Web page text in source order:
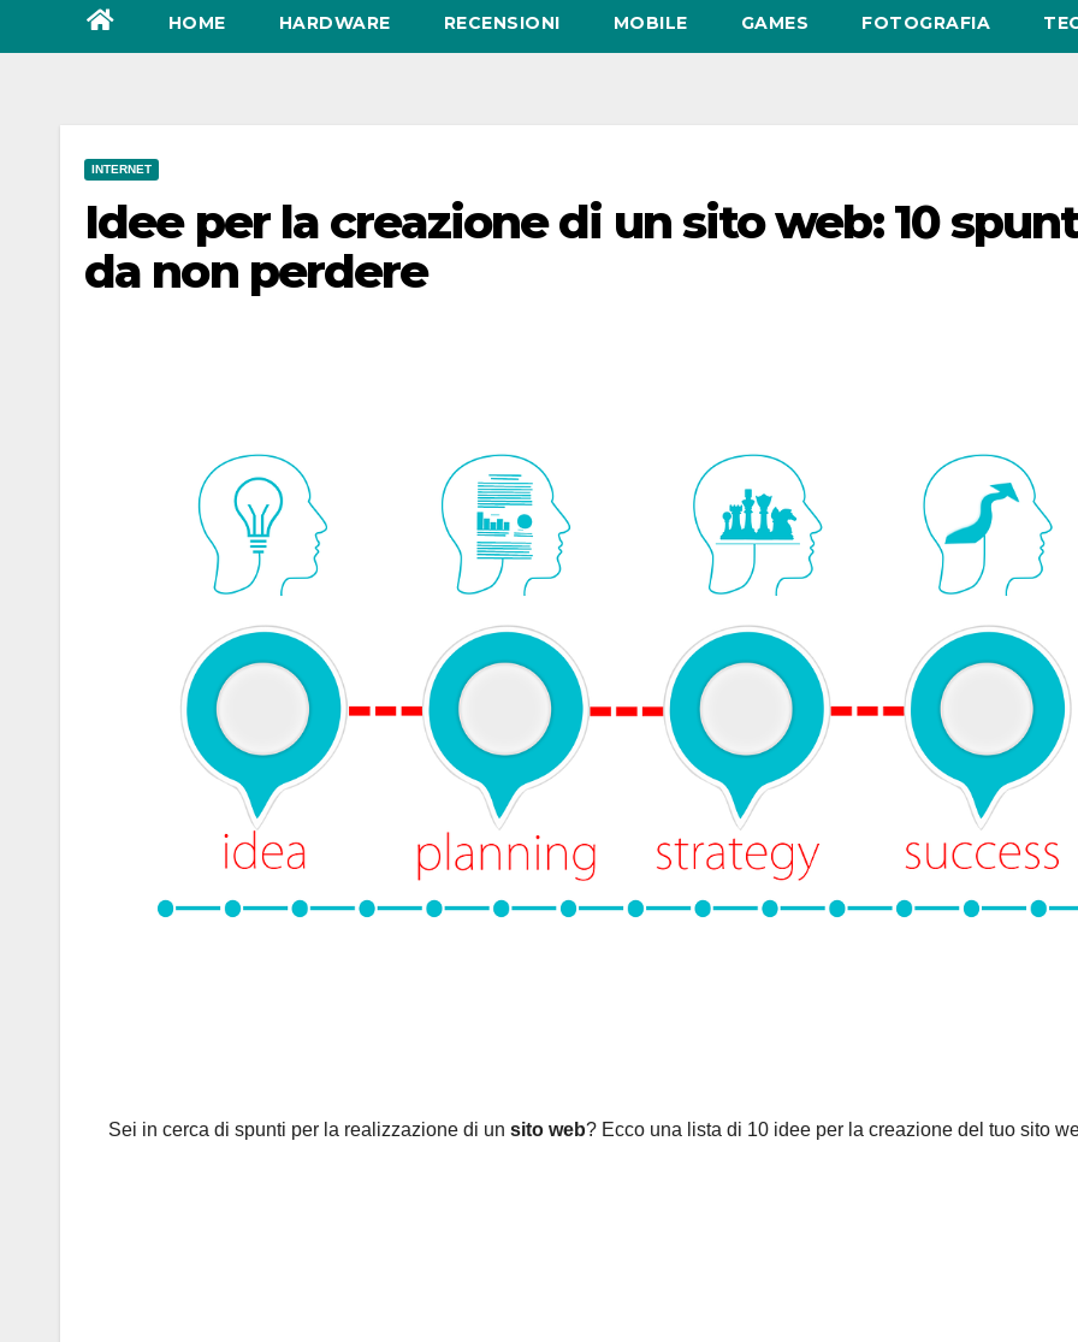
HOME HARDWARE RECENSIONI MOBILE GAMES FOTOGRAFIA
INTERNET
Idee per la creazione di un sito web: 10
da non perdere
Sei in cerca di spunti per la realizzazione di un sito web? Ecco una lista di 10 idee per la creazione del tuo sito